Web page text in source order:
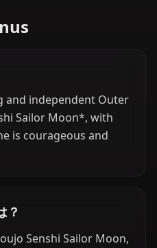
and independent Outer
Sailor Moon*, with
is courageous and
？
Senshi Sailor Moon,